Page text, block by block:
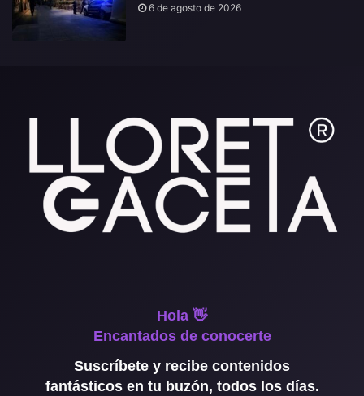
6 de agosto de 2026
Hola 👋
Encantados de conocerte
Suscríbete y recibe contenidos
fantásticos en tu buzón, todos los días.